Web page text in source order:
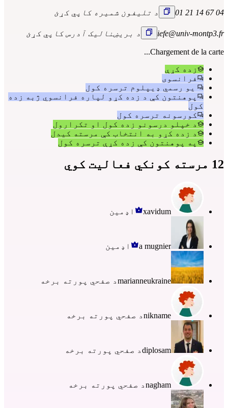
04 67 14 21 01 د تلیفون شمیره کاپي کړئ
iefe@univ-montp3.fr د بریښنالیک آدرس کاپي کړئ
Chargement de la carte...
زده کړې
فرانسوی
یو رسمي ډیپلوم ترسره کول
پوهنتون کې د زده کړو لپاره فرانسوي ژبه زده
کول
کورسونه ترسره کول
د خپلو درسونو زده کول او تکرارول
د زده کړو به انتخاب کې مرسته کیدل
په پوهنتون کې زده کړې ترسره کول
12 مرسته کونکي فعالیت کوي
xavidum اډمین
a mugnier اډمین
marianneukraineد صفحي پورته برخه
niknameد صفحي پورته برخه
diplosamد صفحي پورته برخه
naghamد صفحي پورته برخه